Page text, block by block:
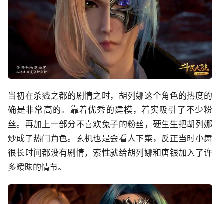
当初在杀戮之都的剧情之时，胡列娜这个角色的热度的
确是非常高的。靠着优秀的建模，着实吸引了不少粉
丝。再加上一部分不喜欢兔子的粉丝，硬生生把胡列娜
炒成了热门角色。玄机也是会看人下菜，反正当时小舞
很长时间都没有剧情，索性就给胡列娜和唐银加入了许
多暧昧的情节。